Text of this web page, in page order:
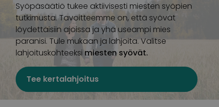
Syöpäsäätiö tukee aktiivisesti miesten syöpien
tutkimusta. Tavoitteemme on, että syövät
löydettäisiin ajoissa ja yhä useampi mies
paranisi. Tule mukaan ja lahjoita. Valitse
lahjoituskohteeksimiesten syövät.
Tee kertalahjoitus